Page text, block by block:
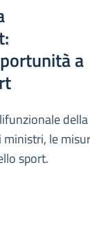
a
della
ministri, le
sport.